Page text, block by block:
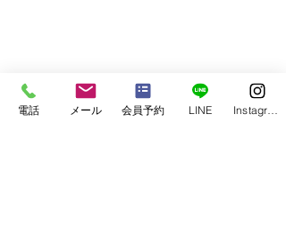
電話 メール 会員予約 LINE